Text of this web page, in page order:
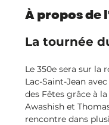
À propos de
La tournée
Le 350e sera sur la
Lac-Saint-Jean
des Fêtes grâce à
Awashish et
rencontre dans